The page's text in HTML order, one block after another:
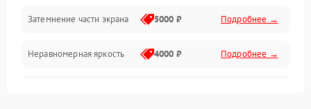
Механические повреждения
Программное обеспечение
Затемнение части экрана 5000 ₽ Подробнее →
Неравномерная яркость 4000 ₽ Подробнее →